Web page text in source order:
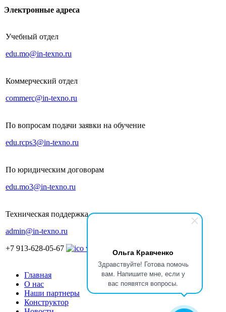
Ольга Кравченко
Здравствуйте! Готова помочь
вам. Напишите мне, если у
вас появятся вопросы.
Электронные адреса
Учебный отдел
edu.mo@in-texno.ru
Коммерческий отдел
commerc@in-texno.ru
По вопросам подачи заявки на обучение
edu.rcps3@in-texno.ru
По юридическим договорам
edu.mo3@in-texno.ru
Техническая поддержка
admin@in-texno.ru
+7 913-628-05-67
Главная
О нас
Наши партнеры
Конструктор